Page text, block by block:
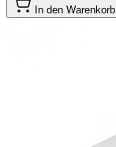
In den Warenkorb